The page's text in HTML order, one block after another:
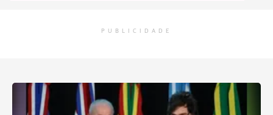
PUBLICIDADE